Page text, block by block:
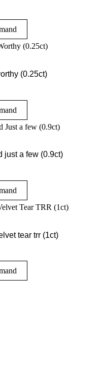
(0.25ct)
just a few (0.9ct)
tear trr (1ct)